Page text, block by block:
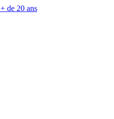
+ de 20 ans